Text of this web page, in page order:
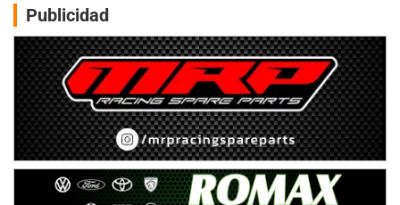
Ciudad de Avellaneda (Asfalto)
SUR SANTAFESINO - F4
José Samuel Sánchez (Tierra)
Rufino (Santa Fe)
TUCUMANO - F5
Juan Navarro (Asfalto)
El Timbó (Tucumán)
COBERTURA ESPECIAL DE E-KART.COM.AR
Publicidad